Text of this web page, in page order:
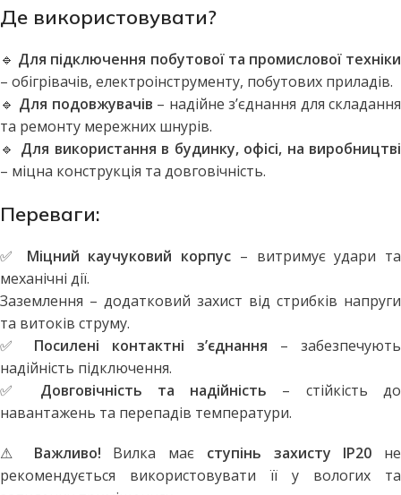
Де використовувати?
🔹 Для підключення побутової та промислової техніки
– обігрівачів, електроінструменту, побутових приладів.
🔹 Для подовжувачів – надійне з’єднання для складання
та ремонту мережних шнурів.
🔹 Для використання в будинку, офісі, на виробництві
– міцна конструкція та довговічність.
Переваги:
✅ Міцний каучуковий корпус – витримує удари та
механічні дії.
Заземлення – додатковий захист від стрибків напруги
та витоків струму.
✅ Посилені контактні з’єднання – забезпечують
надійність підключення.
✅ Довговічність та надійність – стійкість до
навантажень та перепадів температури.
⚠ Важливо! Вилка має ступінь захисту IP20 не
рекомендується використовувати її у вологих та